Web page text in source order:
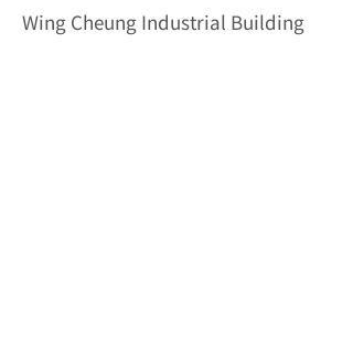
Wing Cheung Industrial Building